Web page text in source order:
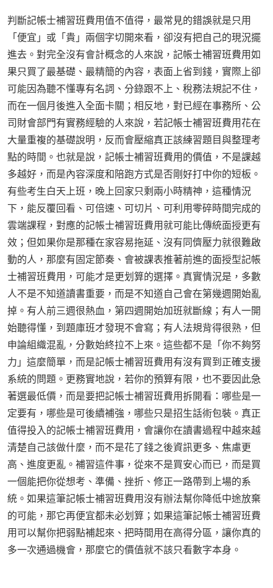
判斷記帳士補習班費用值不值得，最常見的錯誤就是只用
「便宜」或「貴」兩個字切開來看，卻沒有把自己的現況擺
進去。對完全沒有會計概念的人來說，記帳士補習班費用如
果只買了最基礎、最精簡的內容，表面上省到錢，實際上卻
可能因為聽不懂專有名詞、分錄跟不上、稅務法規記不住，
而在一個月後進入全面卡關；相反地，對已經在事務所、公
司財會部門有實務經驗的人來說，若記帳士補習班費用花在
大量重複的基礎說明，反而會壓縮真正該練習題目與整理考
點的時間。也就是說，記帳士補習班費用的價值，不是課越
多越好，而是內容深度和陪跑方式是否剛好打中你的短板。
有些考生白天上班，晚上回家只剩兩小時精神，這種情況
下，能反覆回看、可倍速、可切片、可利用零碎時間完成的
雲端課程，對應的記帳士補習班費用就可能比傳統面授更有
效；但如果你是那種在家容易拖延、沒有同儕壓力就很難啟
動的人，那麼有固定節奏、會被課表推著前進的面授型記帳
士補習班費用，可能才是更划算的選擇。真實情況是，多數
人不是不知道讀書重要，而是不知道自己會在第幾週開始亂
掉。有人前三週很熱血，第四週開始加班就斷線；有人一開
始聽得懂，到題庫班才發現不會寫；有人法規背得很熟，但
申論組織混亂，分數始終拉不上來。這些都不是「你不夠努
力」這麼簡單，而是記帳士補習班費用有沒有買到正確支援
系統的問題。更務實地說，若你的預算有限，也不要因此急
著選最低價，而是要把記帳士補習班費用拆開看：哪些是一
定要有，哪些是可後續補強，哪些只是招生話術包裝。真正
值得投入的記帳士補習班費用，會讓你在讀書過程中越來越
清楚自己該做什麼，而不是花了錢之後資訊更多、焦慮更
高、進度更亂。補習這件事，從來不是買安心而已，而是買
一個能把你從想考、準備、挫折、修正一路帶到上場的系
統。如果這筆記帳士補習班費用沒有辦法幫你降低中途放棄
的可能，那它再便宜都未必划算；如果這筆記帳士補習班費
用可以幫你把弱點補起來、把時間用在高得分區，讓你真的
多一次通過機會，那麼它的價值就不該只看數字本身。